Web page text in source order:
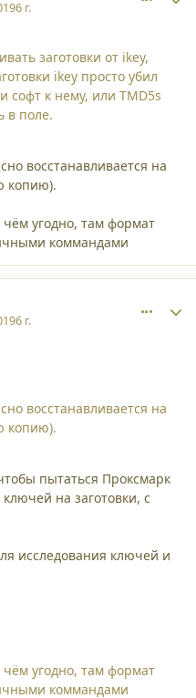
6 г.
заготовки от ikey,
ikey просто убил
софт к нему, или TMD5s
в поле.
восстанавливается на
копию).
угодно, там формат
коммандами
6 г.
восстанавливается на
копию).
пытаться Проксмарк
на заготовки, с
исследования ключей и
угодно, там формат
коммандами